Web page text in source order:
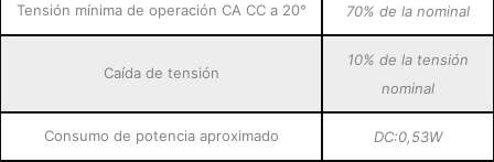
Tensión mínima de operación CA CC a 20° 70% de la nominal
Caída de tensión
10% de la tensión
nominal
Consumo de potencia aproximado DC:0,53W